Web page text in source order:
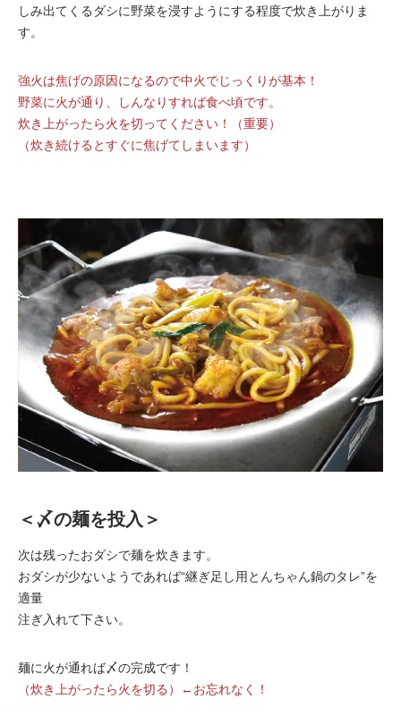
しみ出てくるダシに野菜を浸すようにする程度で炊き上がりま
す。
強火は焦げの原因になるので中火でじっくりが基本！
野菜に火が通り、しんなりすれば食べ頃です。
炊き上がったら火を切ってください！（重要）
（炊き続けるとすぐに焦げてしまいます）
＜〆の麺を投入＞
次は残ったおダシで麺を炊きます。
おダシが少ないようであれば“継ぎ足し用とんちゃん鍋のタレ”を
適量
注ぎ入れて下さい。
麺に火が通れば〆の完成です！
（炊き上がったら火を切る）←お忘れなく！